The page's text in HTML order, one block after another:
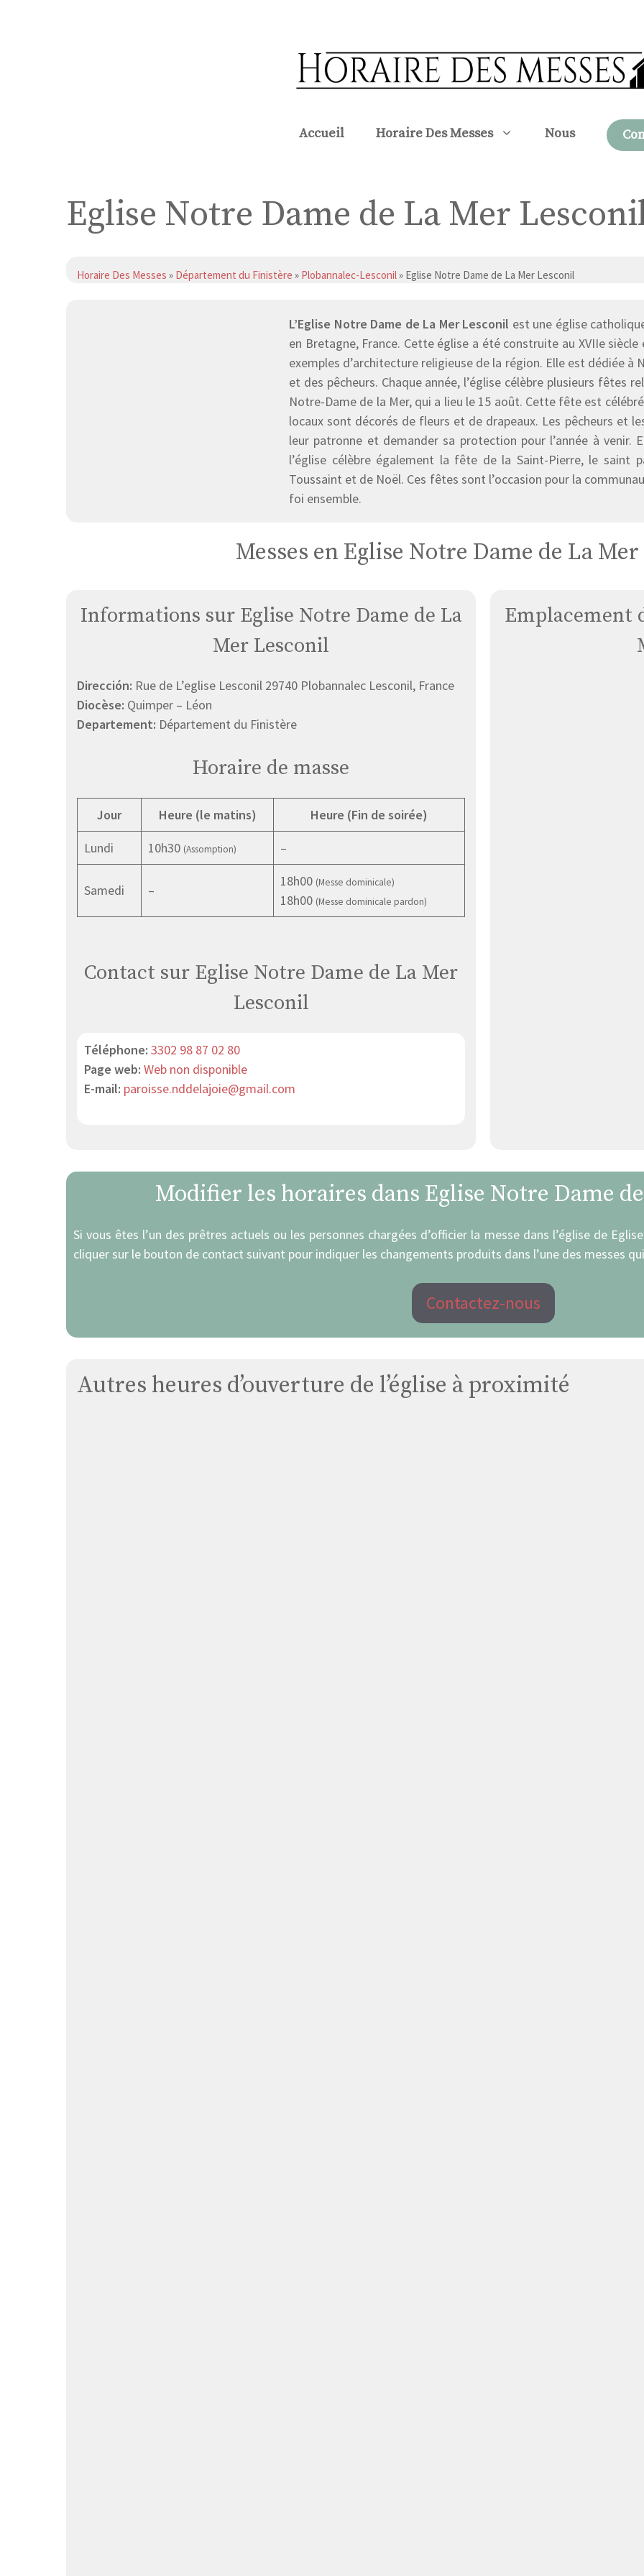
Accueil Horaire Des Messes Nous
Eglise Notre Dame de La Mer
Horaire Des Messes » Département du Finistère » Plobannalec-Lesconil» Eglise Notre Dame de La Mer Lesconil
L’Eglise Notre Dame de La Mer Lesconil est une église
en Bretagne, France. Cette église a été construite au XVIIe
exemples d’architecture religieuse de la région. Elle est dédiée à
et des pêcheurs. Chaque année, l’église célèbre plusieurs
Notre-Dame de la Mer, qui a lieu le 15 août. Cette fête est
locaux sont décorés de fleurs et de drapeaux. Les pêcheurs et
leur patronne et demander sa protection pour l’année à
l’église célèbre également la fête de la Saint-Pierre, le saint
Toussaint et de Noël. Ces fêtes sont l’occasion pour la
foi ensemble.
Messes en Eglise Notre Dame de La
Informations sur Eglise Notre Dame de La
Mer Lesconil
Dirección: Rue de L’eglise Lesconil 29740 Plobannalec Lesconil, France
Diocèse: Quimper – Léon
Departement: Département du Finistère
Horaire de masse
Jour Heure (le matins)
Heure (Fin de soirée)
Lundi
10h30 (Assomption) –
Samedi –
18h00 (Messe dominicale)
18h00 (Messe dominicale pardon)
Contact sur Eglise Notre Dame de La Mer
Lesconil
Téléphone: 3302 98 87 02 80
Page web: Web non disponible
E-mail: paroisse.nddelajoie@gmail.com
Emplacement
Modifier les horaires dans Eglise Notre Dame
Si vous êtes l’un des prêtres actuels ou les personnes chargées d’officier la messe dans l’église de
cliquer sur le bouton de contact suivant pour indiquer les changements produits dans l’une des messes
Contactez-nous
Autres heures d’ouverture de l’église à proximité